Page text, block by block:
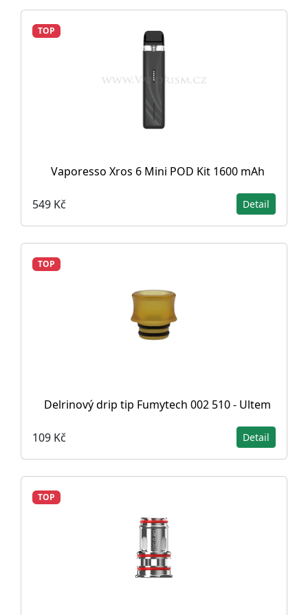
TOP
Vaporesso Xros 6 Mini POD Kit 1600 mAh
549 Kč Detail
TOP
Delrinový drip tip Fumytech 002 510 - Ultem
109 Kč Detail
TOP